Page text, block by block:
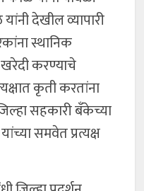
देखील व्यापारी
स्थानिक
करण्याचे
कृती करतांना
सहकारी बँकेच्या
समवेत प्रत्यक्ष